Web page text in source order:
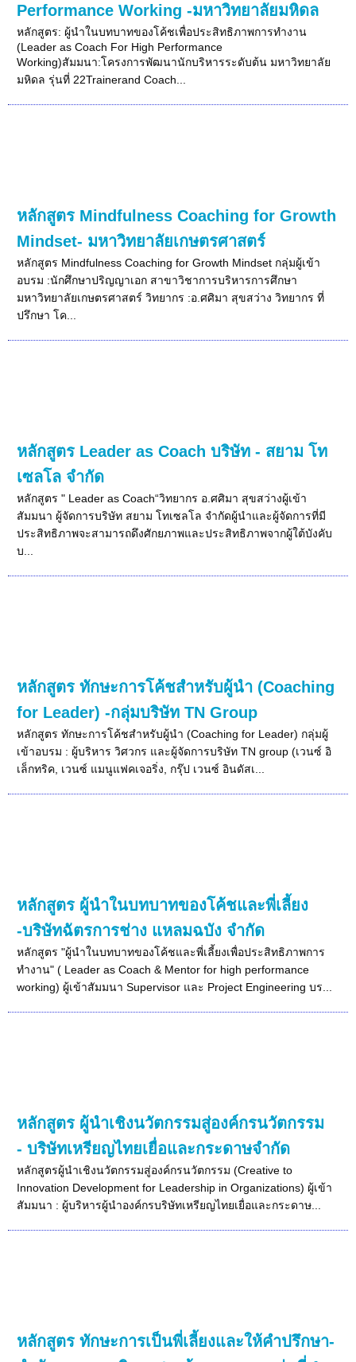
Performance Working -มหาวิทยาลัยมหิดล
หลักสูตร: ผู้นำในบทบาทของโค้ชเพื่อประสิทธิภาพการทำงาน
(Leader as Coach For High Performance
Working)สัมมนา:โครงการพัฒนานักบริหารระดับต้น มหาวิทยาลัย
มหิดล รุ่นที่ 22Trainerand Coach...
หลักสูตร Mindfulness Coaching for Growth
Mindset- มหาวิทยาลัยเกษตรศาสตร์
หลักสูตร Mindfulness Coaching for Growth Mindset กลุ่มผู้เข้า
อบรม :นักศึกษาปริญญาเอก สาขาวิชาการบริหารการศึกษา
มหาวิทยาลัยเกษตรศาสตร์ วิทยากร :อ.ศศิมา สุขสว่าง วิทยากร ที่
ปรึกษา โค...
หลักสูตร Leader as Coach บริษัท - สยาม โท
เซลโล จำกัด
หลักสูตร " Leader as Coach“วิทยากร อ.ศศิมา สุขสว่างผู้เข้า
สัมมนา ผู้จัดการบริษัท สยาม โทเซลโล จำกัดผู้นำและผู้จัดการที่มี
ประสิทธิภาพจะสามารถดึงศักยภาพและประสิทธิภาพจากผู้ใต้บังคับ
บ...
หลักสูตร ทักษะการโค้ชสำหรับผู้นำ (Coaching
for Leader) -กลุ่มบริษัท TN Group
หลักสูตร ทักษะการโค้ชสำหรับผู้นำ (Coaching for Leader) กลุ่มผู้
เข้าอบรม : ผู้บริหาร วิศวกร และผู้จัดการบริษัท TN group (เวนซ์ อิ
เล็กทริค, เวนซ์ แมนูแฟคเจอริ่ง, กรุ๊ป เวนซ์ อินดัสเ...
หลักสูตร ผู้นำในบทบาทของโค้ชและพี่เลี้ยง
-บริษัทฉัตรการช่าง แหลมฉบัง จำกัด
หลักสูตร "ผู้นำในบทบาทของโค้ชและพี่เลี้ยงเพื่อประสิทธิภาพการ
ทำงาน" ( Leader as Coach & Mentor for high performance
working) ผู้เข้าสัมมนา Supervisor และ Project Engineering บร...
หลักสูตร ผู้นำเชิงนวัตกรรมสู่องค์กรนวัตกรรม
- บริษัทเหรียญไทยเยื่อและกระดาษจำกัด
หลักสูตรผู้นำเชิงนวัตกรรมสู่องค์กรนวัตกรรม (Creative to
Innovation Development for Leadership in Organizations) ผู้เข้า
สัมมนา : ผู้บริหารผู้นำองค์กรบริษัทเหรียญไทยเยื่อและกระดาษ...
หลักสูตร ทักษะการเป็นพี่เลี้ยงและให้คำปรึกษา-